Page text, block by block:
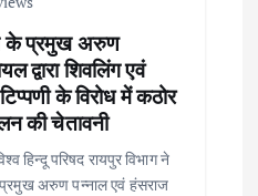
के प्रमुख अरुण
द्वारा शिवलिंग एवं
के विरोध में कठोर
की चेतावनी
हिन्दू परिषद रायपुर विभाग ने
अरुण पन्नाल एवं हंसराज